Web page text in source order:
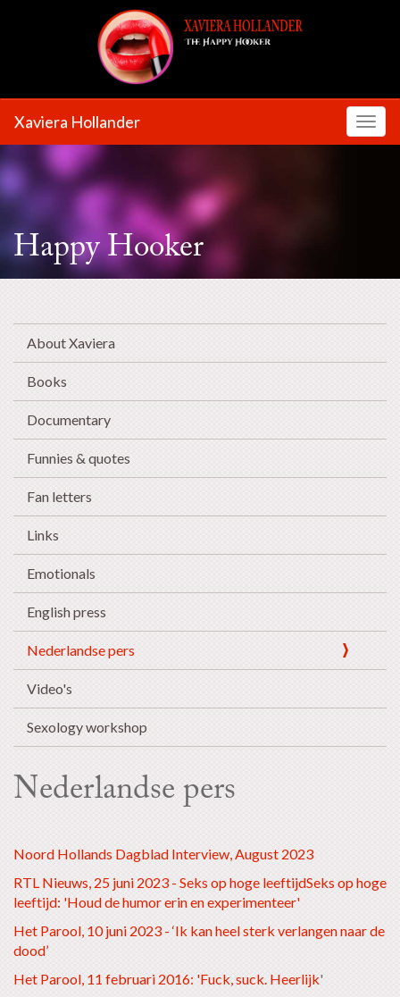
Xaviera Hollander
Happy Hooker
About Xaviera
Books
Documentary
Funnies & quotes
Fan letters
Links
Emotionals
English press
Nederlandse pers
Video's
Sexology workshop
Nederlandse pers
Noord Hollands Dagblad Interview, August 2023
RTL Nieuws, 25 juni 2023 - Seks op hoge leeftijdSeks op hoge
leeftijd: 'Houd de humor erin en experimenteer'
Het Parool, 10 juni 2023 - ‘Ik kan heel sterk verlangen naar de
dood’
Het Parool, 11 februari 2016: 'Fuck, suck. Heerlijk'